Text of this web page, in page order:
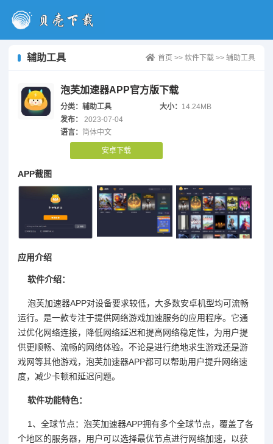
辅助工具 首页 >> 软件下载 >> 辅助工具
泡芙加速器APP官方版下载
分类：辅助工具 大小： 14.24MB
发布：
2023-07-04
语言： 简体中文
安卓下载
APP截图
应用介绍
软件介绍：
泡芙加速器APP对设备要求较低，大多数安卓机型均可流畅
运行。是一款专注于提供网络游戏加速服务的应用程序。它通
过优化网络连接，降低网络延迟和提高网络稳定性，为用户提
供更顺畅、流畅的网络体验。不论是进行绝地求生游戏还是游
戏网等其他游戏，泡芙加速器APP都可以帮助用户提升网络速
度，减少卡顿和延迟问题。
软件功能特色：
1、全球节点：泡芙加速器APP拥有多个全球节点，覆盖了各
个地区的服务器，用户可以选择最优节点进行网络加速，以获